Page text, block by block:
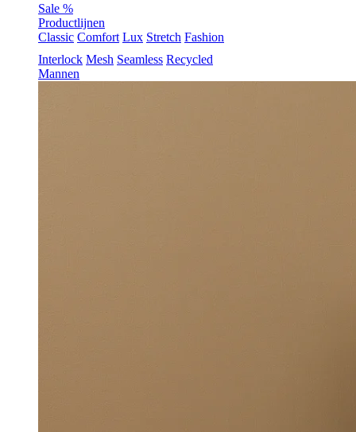
Sale %
Productlijnen
Classic Comfort Lux Stretch Fashion
Interlock Mesh Seamless Recycled
Mannen